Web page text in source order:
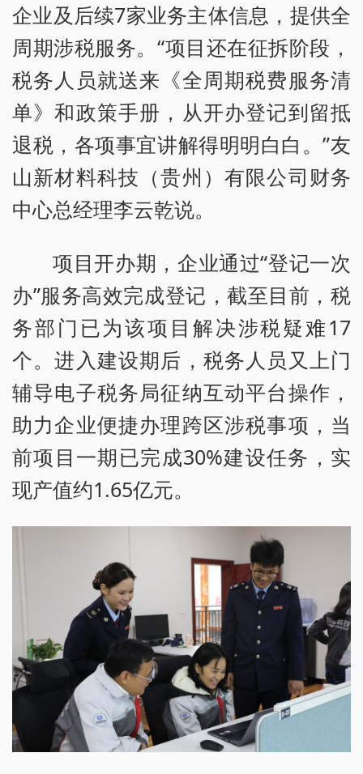
企业及后续7家业务主体信息，提供全
周期涉税服务。“项目还在征拆阶段，
税务人员就送来《全周期税费服务清
单》和政策手册，从开办登记到留抵
退税，各项事宜讲解得明明白白。”友
山新材料科技（贵州）有限公司财务
中心总经理李云乾说。
项目开办期，企业通过“登记一次
办”服务高效完成登记，截至目前，税
务部门已为该项目解决涉税疑难17
个。进入建设期后，税务人员又上门
辅导电子税务局征纳互动平台操作，
助力企业便捷办理跨区涉税事项，当
前项目一期已完成30%建设任务，实
现产值约1.65亿元。